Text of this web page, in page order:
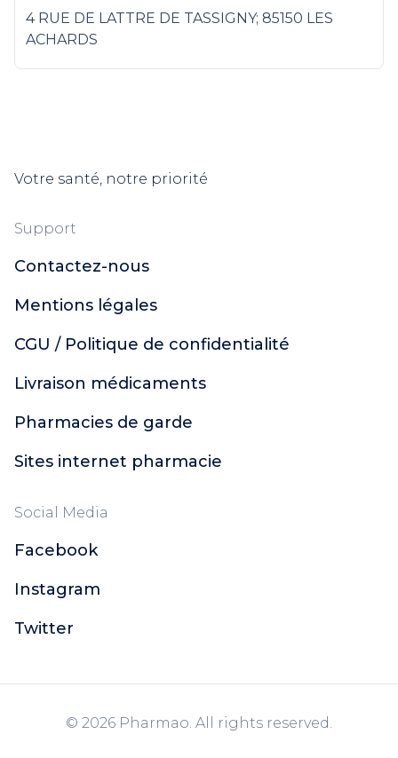
4 RUE DE LATTRE DE TASSIGNY; 85150 LES
ACHARDS
Votre santé, notre priorité
Support
Contactez-nous
Mentions légales
CGU / Politique de confidentialité
Livraison médicaments
Pharmacies de garde
Sites internet pharmacie
Social Media
Facebook
Instagram
Twitter
© 2026 Pharmao. All rights reserved.